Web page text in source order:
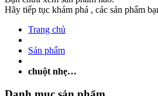
Hãy tiếp tục khám phá , các sản phẩm
Trang chủ
Sản phẩm
chuột nhẹ…